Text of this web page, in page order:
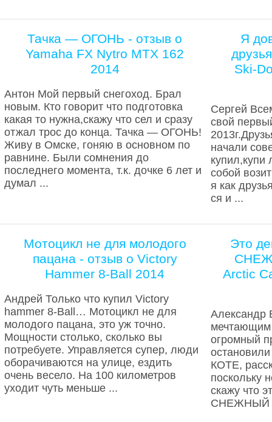
Тачка — ОГОНЬ - отзыв о
Yamaha FX Nytro MTX 162
2014
Антон Мой первый снегоход. Брал
новым. Кто говорит что подготовка
какая то нужна,скажу что сел и сразу
отжал трос до конца. Тачка — ОГОНЬ!
Живу в Омске, гоняю в основном по
равнине. Были сомнения до
последнего момента, т.к. дочке 6 лет и
думал ...
Я
Ski-
Сергей
свой
начали
купил,купи
собой
я как
ся и ...
Мотоцикл не для молодого
пацана - отзыв о Victory
Hammer 8-Ball 2014
Андрей Только что купил Victory
hammer 8-Ball… Мотоцикл не для
молодого пацана, это уж точно.
Мощности столько, сколько вы
потребуете. Управляется супер, люди
оборачиваются на улице, ездить
очень весело. На 100 километров
уходит чуть меньше ...
Это
Arctic
Александр
огромный
КОТЕ,
поскольку
скажу что
СНЕЖНЫЙ